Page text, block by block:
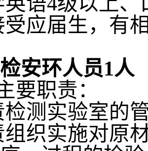
受应届生，有
安环人员1人
要职责：
检测实验室的
组织实施对原